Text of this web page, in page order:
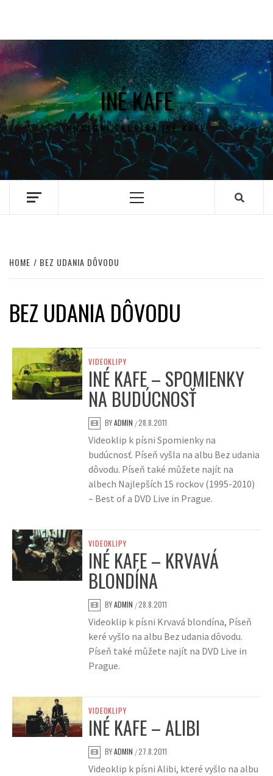
INÉ KAFE
HUDEBNÍ SKUPINA INÉ KAFE
Primary
HOME BEZ UDANIA DÔVODU
BEZ UDANIA DÔVODU
VIDEOKLIPY
INÉ KAFE – SPOMIENKY
NA BUDÚCNOSŤ
BYADMIN /28.8.2011
Videoklip k písni Spomienky na
budúcnosť. Píseň vyšla na albu Bez udania
dôvodu. Píseň také můžete najít na
albech Najlepších 15 rockov (1995-2010)
– Best of a DVD Live in Prague.
VIDEOKLIPY
INÉ KAFE – KRVAVÁ
BLONDÍNA
BYADMIN /28.8.2011
Videoklip k písni Krvavá blondína, Píseň
keré vyšlo na albu Bez udania dôvodu.
Píseň také můžete najít na DVD Live in
Prague.
VIDEOKLIPY
INÉ KAFE – ALIBI
BYADMIN /27.8.2011
Videoklip k písni Alibi, které vyšlo na albu